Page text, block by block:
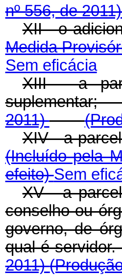
nº 556, de
XII - o
Medida
Sem eficácia
XIII - a
2011)
XIV - a
(Incluído pela
efeito)Sem
XV - a
conselho ou
governo, de
qual é
2011)